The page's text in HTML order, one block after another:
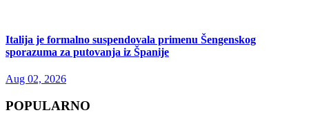
Italija je formalno suspendovala primenu Šengenskog
sporazuma za putovanja iz Španije
Aug 02, 2026
POPULARNO